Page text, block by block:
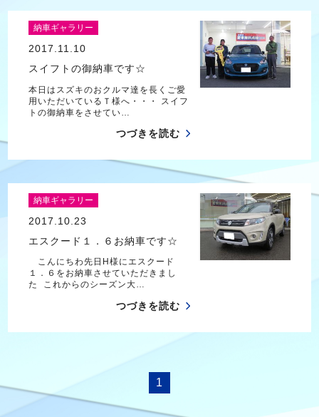
納車ギャラリー
2017.11.10
スイフトの御納車です☆
本日はスズキのおクルマ達を長くご愛
用いただいているＴ様へ・・・ スイフ
トの御納車をさせてい…
つづきを読む
納車ギャラリー
2017.10.23
エスクード１．６お納車です☆
こんにちわ先日H様にエスクード
１．６をお納車させていただきまし
た これからのシーズン大…
つづきを読む
1